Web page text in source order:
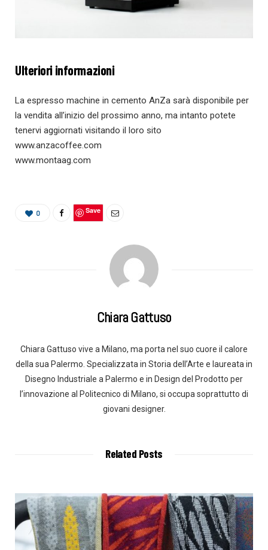
Ulteriori informazioni
La espresso machine in cemento AnZa sarà disponibile per
la vendita all’inizio del prossimo anno, ma intanto potete
tenervi aggiornati visitando il loro sito
www.anzacoffee.com
www.montaag.com
0 Save
Chiara Gattuso
Chiara Gattuso vive a Milano, ma porta nel suo cuore il calore
della sua Palermo. Specializzata in Storia dell’Arte e laureata in
Disegno Industriale a Palermo e in Design del Prodotto per
l’innovazione al Politecnico di Milano, si occupa soprattutto di
giovani designer.
Related Posts